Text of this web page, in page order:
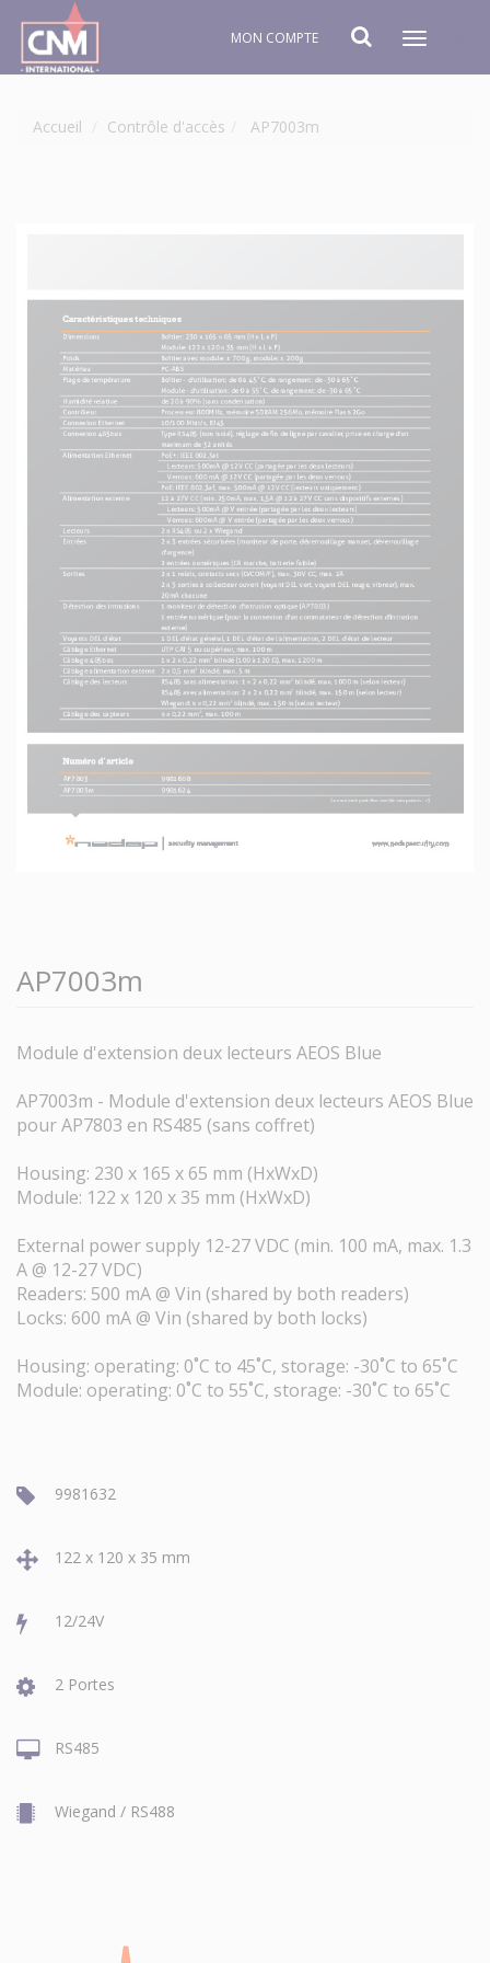
MON COMPTE
Toggle
Accueil Contrôle d'accès AP7003m
AP7003m
Module d'extension deux lecteurs AEOS Blue
AP7003m - Module d'extension deux lecteurs AEOS Blue
pour AP7803 en RS485 (sans coffret)
Housing: 230 x 165 x 65 mm (HxWxD)
Module: 122 x 120 x 35 mm (HxWxD)
External power supply 12-27 VDC (min. 100 mA, max. 1.3
A @ 12-27 VDC)
Readers: 500 mA @ Vin (shared by both readers)
Locks: 600 mA @ Vin (shared by both locks)
Housing: operating: 0˚C to 45˚C, storage: -30˚C to 65˚C
Module: operating: 0˚C to 55˚C, storage: -30˚C to 65˚C
9981632
122 x 120 x 35 mm
12/24V
2 Portes
RS485
Wiegand / RS488